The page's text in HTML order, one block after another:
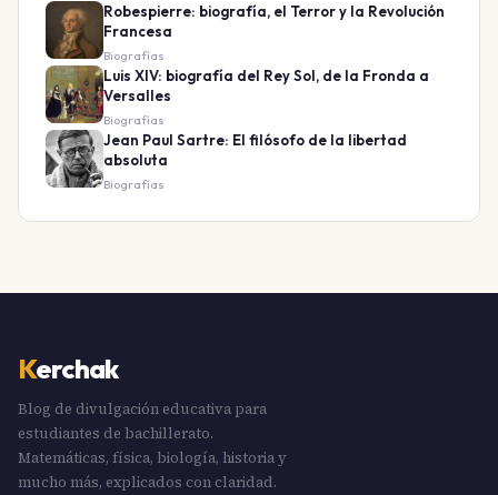
Robespierre: biografía, el Terror y la Revolución
Francesa
Biografías
Luis XIV: biografía del Rey Sol, de la Fronda a
Versalles
Biografías
Jean Paul Sartre: El filósofo de la libertad
absoluta
Biografías
Kerchak
Blog de divulgación educativa para
estudiantes de bachillerato.
Matemáticas, física, biología, historia y
mucho más, explicados con claridad.